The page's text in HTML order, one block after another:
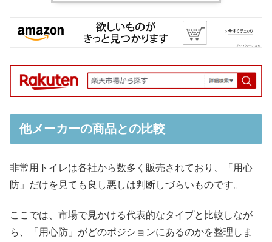
他メーカーの商品との比較
非常用トイレは各社から数多く販売されており、「用心
防」だけを見ても良し悪しは判断しづらいものです。
ここでは、市場で見かける代表的なタイプと比較しなが
ら、「用心防」がどのポジションにあるのかを整理しま